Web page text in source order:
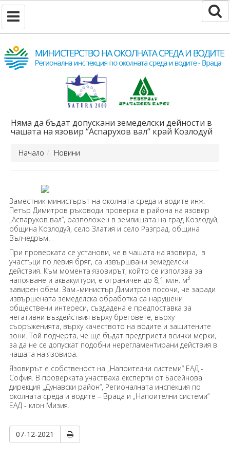
Няма да бъдат допускани земеделски дейности в
чашата на язовир “Аспарухов вал“ край Козлодуй
Начало Новини
Заместник-министърът на околната среда и водите инж.
Петър Димитров ръководи проверка в района на язовир
„Аспарухов вал“, разположен в землищата на град Козлодуй,
община Козлодуй, село Златия и село Разград, община
Вълчедръм.
При проверката се установи, че в чашата на язовира, в
участъци по левия бряг, са извършвани земеделски
действия. Към момента язовирът, който се използва за
напояване и аквакултури, е ограничен до 8,1 млн. м3
завирен обем. Зам.-министър Димитров посочи, че заради
извършената земеделска обработка са нарушени
обществени интереси, създадена е предпоставка за
негативни въздействия върху бреговете, върху
съоръженията, върху качеството на водите и защитените
зони. Той подчерта, че ще бъдат предприети всички мерки,
за да не се допускат подобни нерегламентирани действия в
чашата на язовира.
Язовирът е собственост на „Напоителни системи“ ЕАД -
София. В проверката участваха експерти от Басейнова
дирекция „Дунавски район“, Регионалната инспекция по
околната среда и водите – Враца и „Напоителни системи“
ЕАД - клон Мизия.
07-12-2021